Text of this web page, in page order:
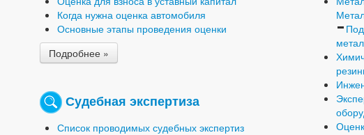
Когда нужна оценка автомобиля
Основные этапы проведения оценки
Подробнее »
Судебная экспертиза
Список проводимых судебных экспертиз